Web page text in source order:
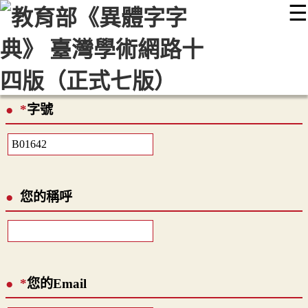
☰
::: 最新消息 常見問題 編輯說明
顯示模式
網站導覽
*字號
您的稱呼
*您的Email